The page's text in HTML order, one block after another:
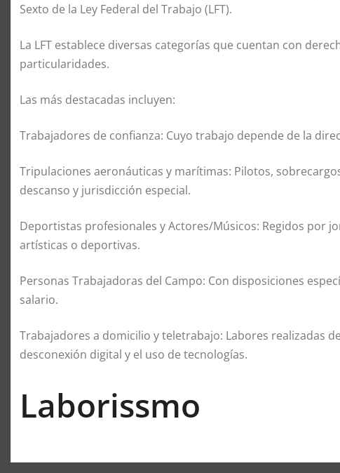
Sexto de la Ley Federal del Trabajo (LFT).
La LFT establece diversas categorías que cuentan con
particularidades.
Las más destacadas incluyen:
Trabajadores de confianza: Cuyo trabajo depende de la
Tripulaciones aeronáuticas y marítimas: Pilotos,
descanso y jurisdicción especial.
Deportistas profesionales y Actores/Músicos: Regidos por
artísticas o deportivas.
Personas Trabajadoras del Campo: Con disposiciones
salario.
Trabajadores a domicilio y teletrabajo: Labores realizadas
desconexión digital y el uso de tecnologías.
Laborissmo